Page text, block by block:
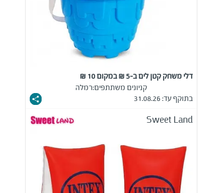
דלי משחק קטן לים ב-5 ₪ במקום 10 ₪
קניונים משתתפים:רמלה
בתוקף עד: 31.08.26
Sweet Land